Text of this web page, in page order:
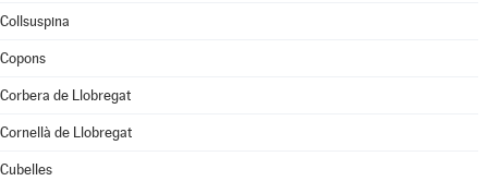
Collsuspina
Copons
Corbera de Llobregat
Cornellà de Llobregat
Cubelles